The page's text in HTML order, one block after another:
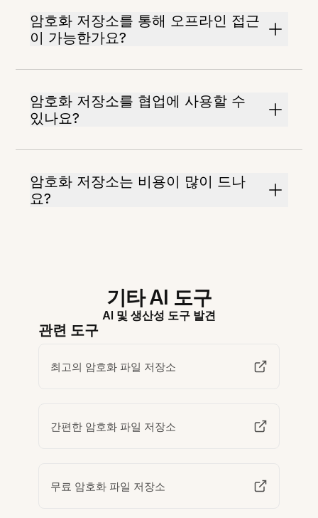
암호화 저장소를 통해 오프라인 접근
이 가능한가요?
암호화 저장소를 협업에 사용할 수
있나요?
암호화 저장소는 비용이 많이 드나
요?
기타 AI 도구
AI 및 생산성 도구 발견
관련 도구
최고의 암호화 파일 저장소
간편한 암호화 파일 저장소
무료 암호화 파일 저장소